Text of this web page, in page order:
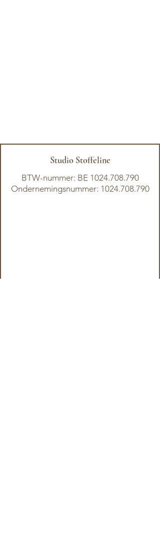
Studio Stoffeline
BTW-nummer: BE 1024.708.790
Ondernemingsnummer: 1024.708.790